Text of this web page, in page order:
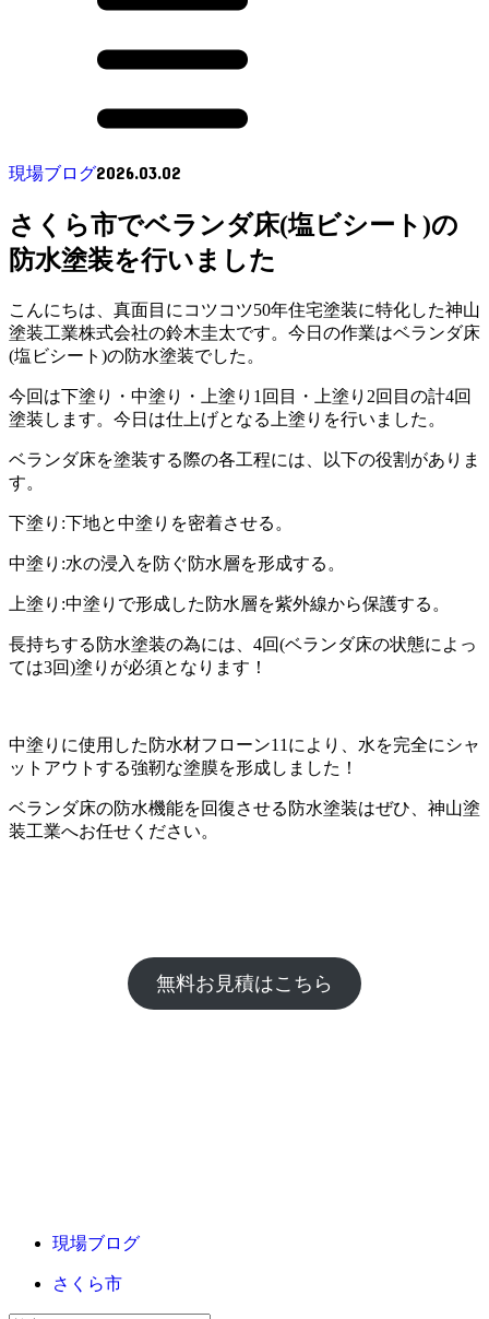
現場ブログ2026.03.02
さくら市でベランダ床(塩ビシート)の
防水塗装を行いました
こんにちは、真面目にコツコツ50年住宅塗装に特化した神山
塗装工業株式会社の鈴木圭太です。今日の作業はベランダ床
(塩ビシート)の防水塗装でした。
今回は下塗り・中塗り・上塗り1回目・上塗り2回目の計4回
塗装します。今日は仕上げとなる上塗りを行いました。
ベランダ床を塗装する際の各工程には、以下の役割がありま
す。
下塗り:下地と中塗りを密着させる。
中塗り:水の浸入を防ぐ防水層を形成する。
上塗り:中塗りで形成した防水層を紫外線から保護する。
長持ちする防水塗装の為には、4回(ベランダ床の状態によっ
ては3回)塗りが必須となります！
中塗りに使用した防水材フローン11により、水を完全にシャ
ットアウトする強靭な塗膜を形成しました！
ベランダ床の防水機能を回復させる防水塗装はぜひ、神山塗
装工業へお任せください。
無料お見積はこちら
現場ブログ
さくら市